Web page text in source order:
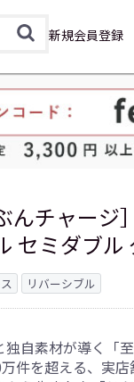
新規会員登録
んチャー
セミダブル
リバーシブル
独自素材が導く「
件を超える、実